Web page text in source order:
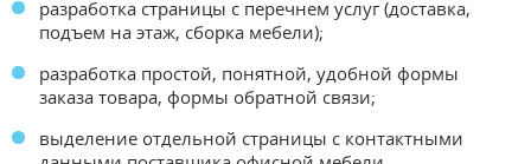
разработка страницы с перечнем услуг (доставка,
подъем на этаж, сборка мебели);
разработка простой, понятной, удобной формы
заказа товара, формы обратной связи;
выделение отдельной страницы с контактными